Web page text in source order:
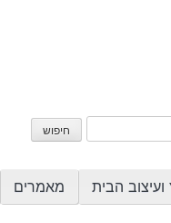
חיפוש
ועיצוב הבית מאמרים